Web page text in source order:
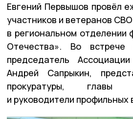
Евгений Первышов провёл
участников и ветеранов
в региональном отделении
Отечества». Во встрече
председатель
Андрей Сапрыкин,
прокуратуры, главы
и руководители профильных